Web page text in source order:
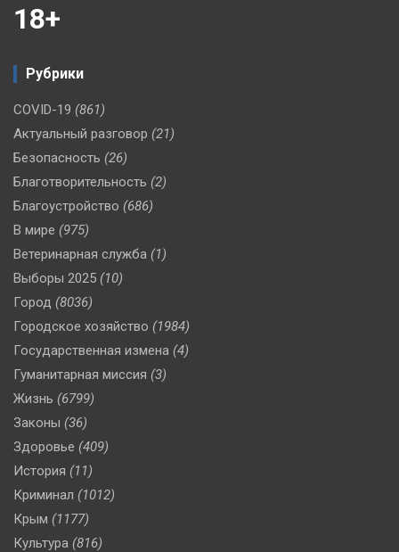
18+
Рубрики
COVID-19 (861)
Актуальный разговор (21)
Безопасность (26)
Благотворительность (2)
Благоустройство (686)
В мире (975)
Ветеринарная служба (1)
Выборы 2025 (10)
Город (8036)
Городское хозяйство (1984)
Государственная измена (4)
Гуманитарная миссия (3)
Жизнь (6799)
Законы (36)
Здоровье (409)
История (11)
Криминал (1012)
Крым (1177)
Культура (816)